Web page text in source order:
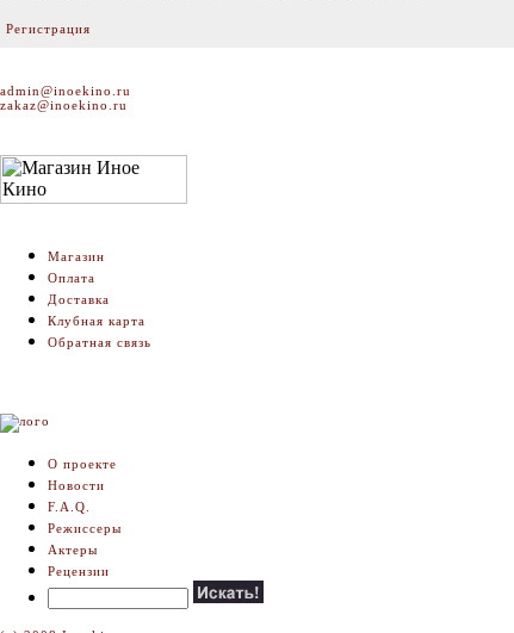
Регистрация
admin@inoekino.ru
zakaz@inoekino.ru
Магазин
Оплата
Доставка
Клубная карта
Обратная связь
О проекте
Новости
F.A.Q.
Режиссеры
Актеры
Рецензии